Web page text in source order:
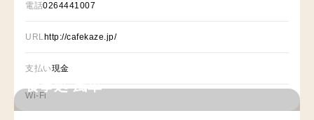
電話0264441007
URLhttp://cafekaze.jp/
支払い現金
Wi-Fi
食事処 風車